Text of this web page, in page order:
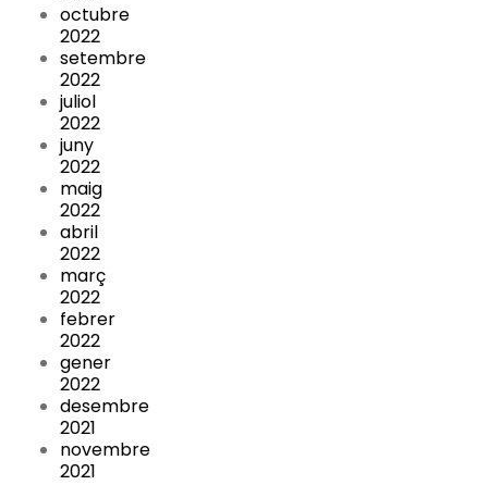
octubre
2022
setembre
2022
juliol
2022
juny
2022
maig
2022
abril
2022
març
2022
febrer
2022
gener
2022
desembre
2021
novembre
2021